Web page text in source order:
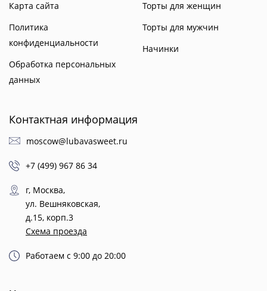
Карта сайта
Политика
конфиденциальности
Обработка персональных
данных
Торты для женщин
Торты для мужчин
Начинки
Контактная информация
moscow@lubavasweet.ru
+7 (499) 967 86 34
г, Москва,
ул. Вешняковская,
д.15, корп.3
Схема проезда
Работаем с 9:00 до 20:00